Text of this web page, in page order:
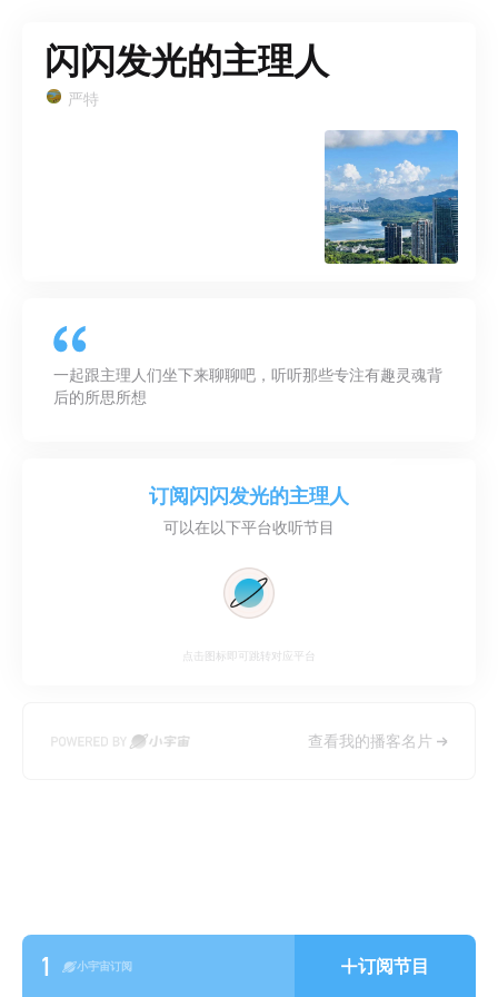
闪闪发光的主理人
严特
一起跟主理人们坐下来聊聊吧，听听那些专注有趣灵魂背
后的所思所想
订阅闪闪发光的主理人
可以在以下平台收听节目
点击图标即可跳转对应平台
查看我的播客名片
1 小宇宙订阅 订阅节目